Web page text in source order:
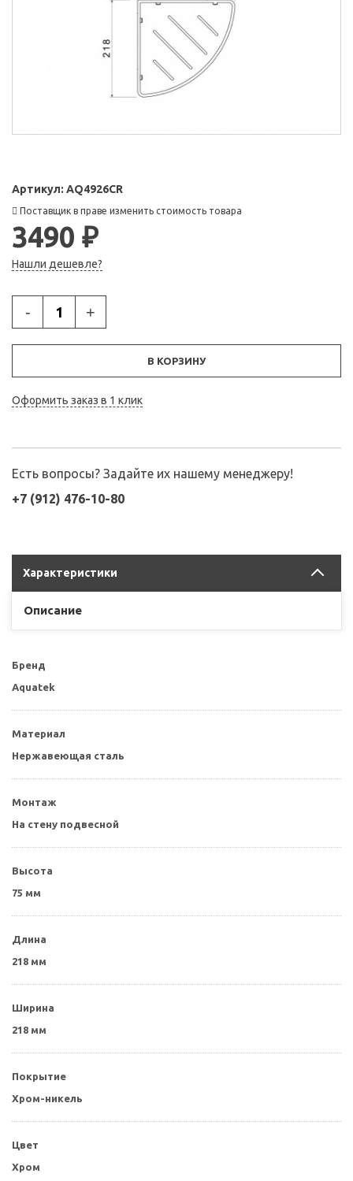
Артикул: AQ4926CR
Поставщик в праве изменить стоимость товара
3490 ₽
Нашли дешевле?
- +
В КОРЗИНУ
Оформить заказ в 1 клик
Есть вопросы? Задайте их нашему менеджеру!
+7 (912) 476-10-80
Характеристики
Описание
Бренд
Aquatek
Материал
Нержавеющая сталь
Монтаж
На стену подвесной
Высота
75 мм
Длина
218 мм
Ширина
218 мм
Покрытие
Хром-никель
Цвет
Хром